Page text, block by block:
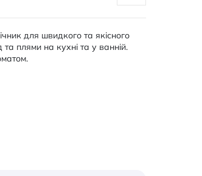
для швидкого та якісного
плями на кухні та у ванній.